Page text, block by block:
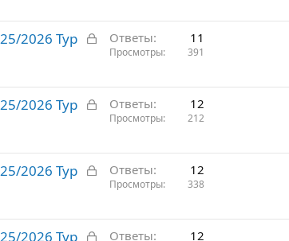
р
ыЗ
р
ы
2026 Тур
Ответы 11
Просмотры 391
З
р
ы
2026 Тур
Ответы 12
Просмотры 212
З
р
ы
2026 Тур
Ответы 12
Просмотры 338
З
2026 Тур
Ответы 12